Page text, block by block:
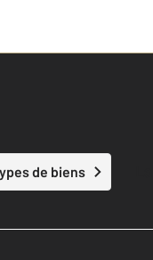
de biens